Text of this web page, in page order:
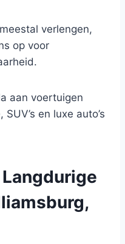
verlengen,
op voor
aan voertuigen
en luxe auto’s